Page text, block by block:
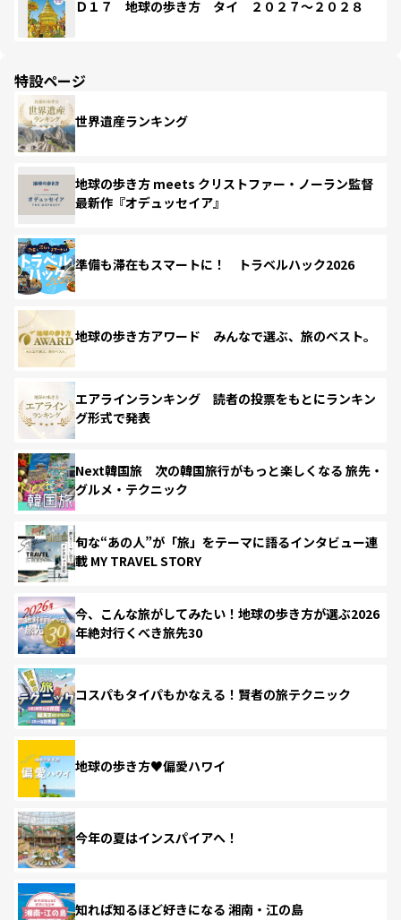
Ｄ１７ 地球の歩き方 タイ ２０２７～２０２８
特設ページ
世界遺産ランキング
地球の歩き方 meets クリストファー・ノーラン監督
最新作『オデュッセイア』
準備も滞在もスマートに！ トラベルハック2026
地球の歩き方アワード みんなで選ぶ、旅のベスト。
エアラインランキング 読者の投票をもとにランキン
グ形式で発表
Next韓国旅 次の韓国旅行がもっと楽しくなる 旅先・
グルメ・テクニック
旬な“あの人”が「旅」をテーマに語るインタビュー連
載 MY TRAVEL STORY
今、こんな旅がしてみたい！地球の歩き方が選ぶ2026
年絶対行くべき旅先30
コスパもタイパもかなえる！賢者の旅テクニック
地球の歩き方♥偏愛ハワイ
今年の夏はインスパイアへ！
知れば知るほど好きになる 湘南・江の島